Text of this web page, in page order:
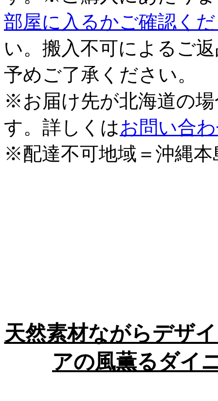
部屋に入るかご確認く
い。搬入不可によるご
予めご了承ください。
※お届け先が北海道の
す。詳しくはお問い合
※配達不可地域＝沖縄本
天然素材ながらデザ
アの風薫るダイ